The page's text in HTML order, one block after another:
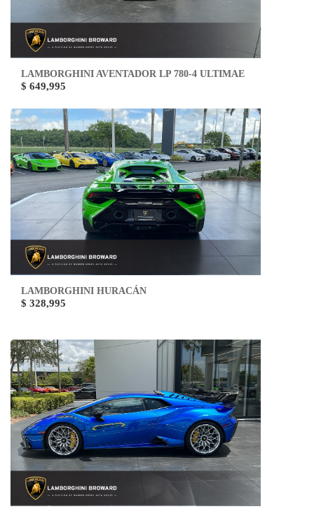
LAMBORGHINI AVENTADOR LP 780-4 ULTIMAE
$ 649,995
LAMBORGHINI HURACÁN
$ 328,995